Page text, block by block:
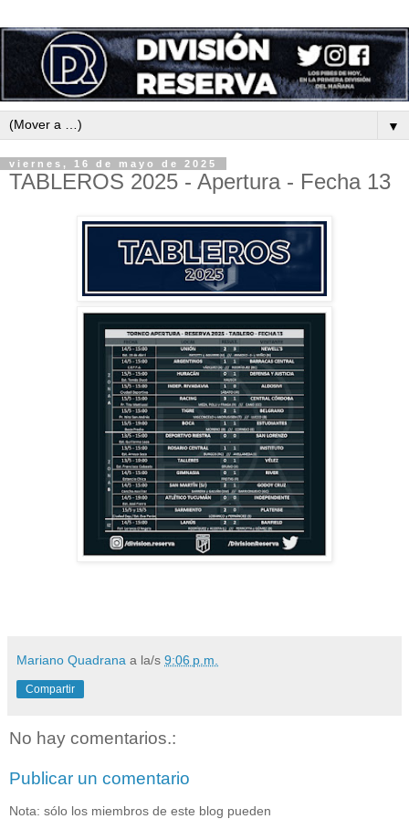
▼
viernes, 16 de mayo de 2025
TABLEROS 2025 - Apertura - Fecha 13
Mariano Quadrana a la/s 9:06 p.m.
Compartir
No hay comentarios.:
Publicar un comentario
Nota: sólo los miembros de este blog pueden